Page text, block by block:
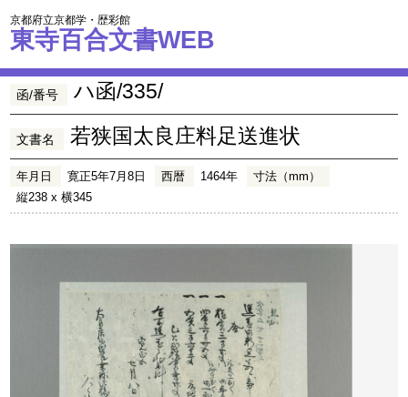
京都府立京都学・歴彩館
東寺百合文書WEB
函/番号 ハ函/335/
文書名 若狭国太良庄料足送進状
年月日 寛正5年7月8日 西暦 1464年
寸法（mm）
縦238 x 横345